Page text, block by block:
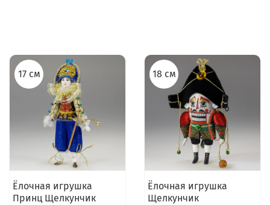
17 см
Ёлочная игрушка
Принц Щелкунчик
18 см
Ёлочная игрушка
Щелкунчик